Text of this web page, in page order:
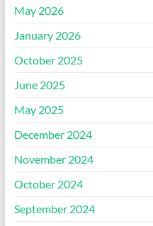
May 2026
January 2026
October 2025
June 2025
May 2025
December 2024
November 2024
October 2024
September 2024